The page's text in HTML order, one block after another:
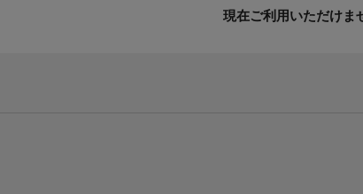
現在ご利用いただけま